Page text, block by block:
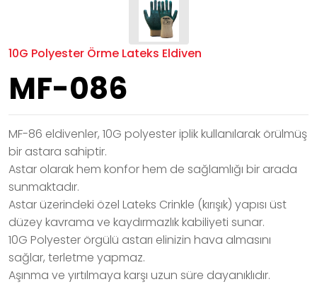
10G Polyester Örme Lateks Eldiven
MF-086
MF-86 eldivenler, 10G polyester iplik kullanılarak örülmüş
bir astara sahiptir.
Astar olarak hem konfor hem de sağlamlığı bir arada
sunmaktadır.
Astar üzerindeki özel Lateks Crinkle (kırışık) yapısı üst
düzey kavrama ve kaydırmazlık kabiliyeti sunar.
10G Polyester örgülü astarı elinizin hava almasını
sağlar, terletme yapmaz.
Aşınma ve yırtılmaya karşı uzun süre dayanıklıdır.